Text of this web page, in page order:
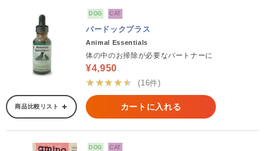
DOG CAT
バードックプラス
Animal Essentials
体の中のお掃除が必要なパートナーに
¥4,950
★★★★★
(16件)
商品比較リスト カートに入れる
DOG CAT